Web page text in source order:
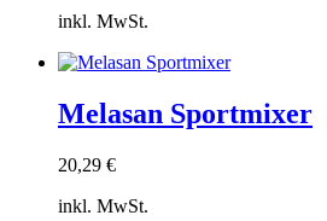
inkl. MwSt.
Zum
hinzufügen
Melasan Sportmixer
20,29 €
inkl. MwSt.